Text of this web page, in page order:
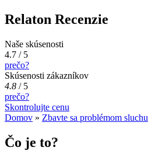
Relaton Recenzie
Naše skúsenosti
4.7 / 5
prečo?
Skúsenosti zákazníkov
4.8 / 5
prečo?
Skontrolujte cenu
Domov » Zbavte sa problémom sluchu
Čo je to?